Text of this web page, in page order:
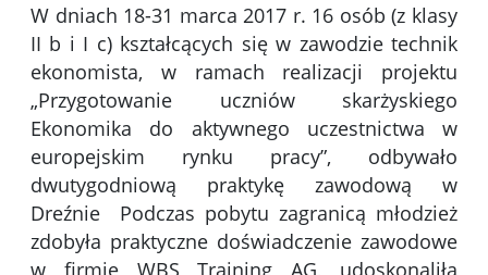
W dniach 18-31 marca 2017 r. 16 osób (z klasy
II b i I c) kształcących się w zawodzie technik
ekonomista, w ramach realizacji projektu
„Przygotowanie uczniów skarżyskiego
Ekonomika do aktywnego uczestnictwa w
europejskim rynku pracy”, odbywało
dwutygodniową praktykę zawodową w
Dreźnie Podczas pobytu zagranicą młodzież
zdobyła praktyczne doświadczenie zawodowe
w firmie WBS Training AG, udoskonaliła